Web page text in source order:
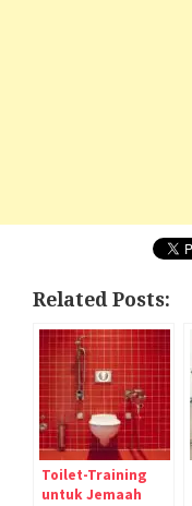
Related Posts:
Toilet-Training
untuk Jemaah